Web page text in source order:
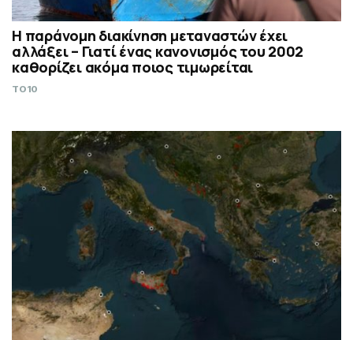
Η παράνομη διακίνηση μεταναστών έχει
αλλάξει – Γιατί ένας κανονισμός του 2002
καθορίζει ακόμα ποιος τιμωρείται
TO10